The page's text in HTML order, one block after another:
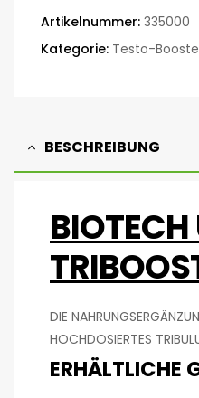
Artikelnummer: 335000
Kategorie: Testo-
BESCHREIBUNG
DIE
HOCHDOSIERTES
ERHÄLTLICHE